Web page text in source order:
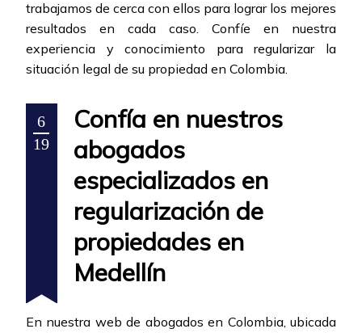
trabajamos de cerca con ellos para lograr los mejores
resultados en cada caso. Confíe en nuestra
experiencia y conocimiento para regularizar la
situación legal de su propiedad en Colombia.
6
19
Confía en nuestros
abogados
especializados en
regularización de
propiedades en
Medellín
En nuestra web de abogados en Colombia, ubicada